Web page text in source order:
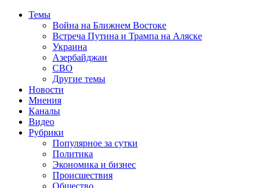
Темы
Война на Ближнем Востоке
Встреча Путина и Трампа на Аляске
Украина
Азербайджан
СВО
Другие темы
Новости
Мнения
Каналы
Видео
Рубрики
Популярное за сутки
Политика
Экономика и бизнес
Происшествия
Общество